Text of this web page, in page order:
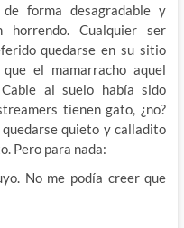
forma desagradable y
horrendo. Cualquier ser
quedarse en su sitio
el mamarracho aquel
al suelo había sido
tienen gato, ¿no?
quieto y calladito
Pero para nada:
No me podía creer que